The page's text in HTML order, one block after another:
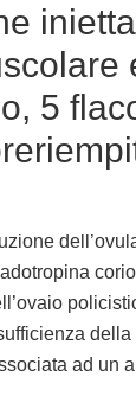
5
ad un